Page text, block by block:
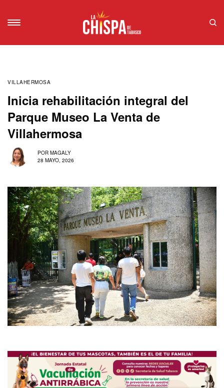
VILLAHERMOSA
Inicia rehabilitación integral del
Parque Museo La Venta de
Villahermosa
POR MAGALY
28 MAYO, 2026